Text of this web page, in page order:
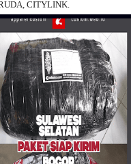
CITYLINK.